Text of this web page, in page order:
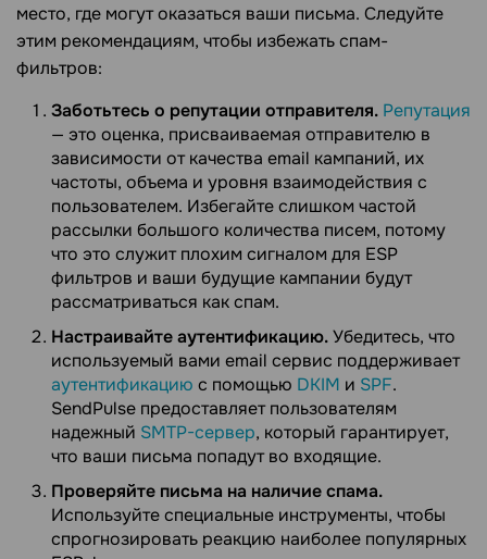
место, где могут оказаться ваши письма. Следуйте
этим рекомендациям, чтобы избежать спам-
фильтров:
Заботьтесь о репутации отправителя. Репутация
— это оценка, присваиваемая отправителю в
зависимости от качества email кампаний, их
частоты, объема и уровня взаимодействия с
пользователем. Избегайте слишком частой
рассылки большого количества писем, потому
что это служит плохим сигналом для ESP
фильтров и ваши будущие кампании будут
рассматриваться как спам.
Настраивайте аутентификацию.Убедитесь, что
используемый вами email сервис поддерживает
аутентификацию с помощью DKIM и SPF.
SendPulse предоставляет пользователям
надежный SMTP-сервер, который гарантирует,
что ваши письма попадут во входящие.
Проверяйте письма на наличие спама.
Используйте специальные инструменты, чтобы
спрогнозировать реакцию наиболее популярных